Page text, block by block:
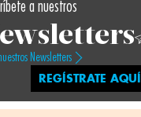
a nuestros
Newsletters
REGÍSTRATE AQUÍ